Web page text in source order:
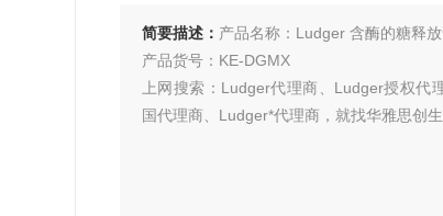
简要描述： 产品名称：Ludger 含酶的糖释
产品货号：KE-DGMX
上网搜索：Ludger代理商、Ludger授权
国代理商、Ludger*代理商，就找华雅思创